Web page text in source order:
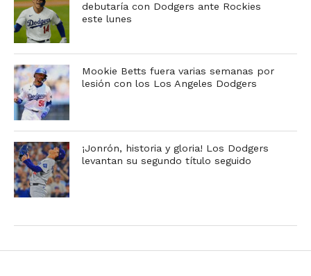
debutaría con Dodgers ante Rockies
este lunes
Mookie Betts fuera varias semanas por
lesión con los Los Angeles Dodgers
¡Jonrón, historia y gloria! Los Dodgers
levantan su segundo título seguido